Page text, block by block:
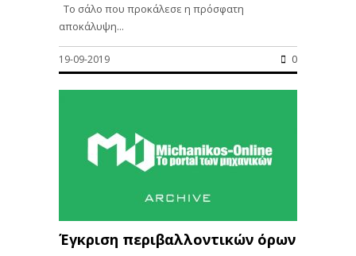
Το σάλο που προκάλεσε η πρόσφατη
αποκάλυψη...
19-09-2019 0
Έγκριση περιβαλλοντικών όρων